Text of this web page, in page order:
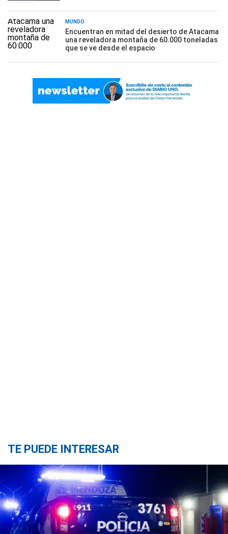
MUNDO
Encuentran en mitad del desierto de Atacama
una reveladora montaña de 60.000 toneladas
que se ve desde el espacio
TE PUEDE INTERESAR